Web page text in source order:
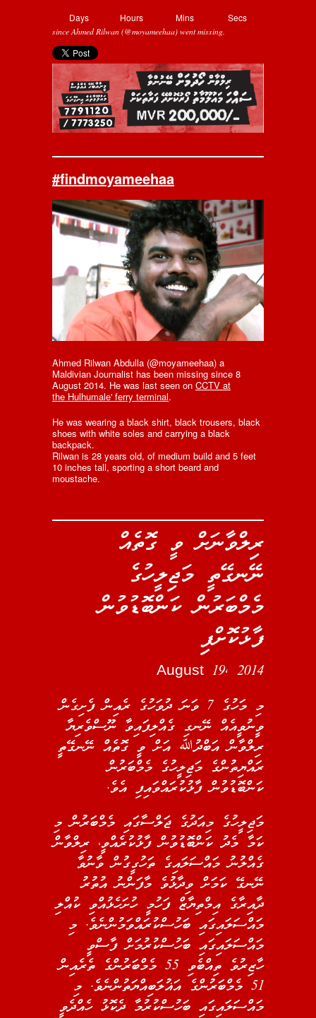
Days Hours Mins Secs
since Ahmed Rilwan (@moyameehaa) went missing.
#findmoyameehaa
Ahmed Rilwan Abdulla (@moyameehaa) a
Maldivian Journalist has been missing since 8
August 2014. He was last seen on CCTV at
the Hulhumale' ferry terminal.
He was wearing a black shirt, black trousers, black
shoes with white soles and carrying a black
backpack.
Rilwan is 28 years old, of medium build and 5 feet
10 inches tall, sporting a short beard and
moustache.
ރިލްވާނަށް ވީ ގޮތެއް
ނޭނގޭތީ މަޖިލީހުގެ
މެމްބަރުން ކަންބޮޑުވުން
ފާޅުކޮށްފި
August 19, 2014
މި މަހުގެ 7 ވަނަ ދުވަހުގެ ރެއިން ފެށިގެން
ވީނުވީއެއް ނޭނގި ގެއްލިފައިވާ ނޫސްވެރިޔާ
ރިލްވާން އަބްދުﷲ އަށް ވީ ގޮތެއް ނޭނގޭތީ
ރައްޔިތުންގެ މަޖިލީހުގެ މެމްބަރުން
ކަންބޮޑުވުން ފާޅުކުރައްވައިފި އެވެ.
މަޖިލީހުގެ މިއަދުގެ ޖަލްސާގައި މެމްބަރުން މި
ކަމާ މެދު ކަންބޮޑުވުން ފާޅުކުރެއްވީ، ރިލްވާން
ގެއްލުނު މައްސަލައިގެ ތަހުގީގުން ވާނުވާ
ނޭނގޭ ކަމަށް ވިދާޅުވެ މާފަންނު އުތުރު
ދާއިރާގެ އިމްތިޔާޒް ފަހުމީ ހުށަހެޅުއްވި ކުއްލި
މައްސަލައިގައި ބަހުސްކުރައްވަމުންނެވެ. މި
މައްސަލައިގައި ބަހުސްކުރުމަށް ފާސްވީ
ހާޒިރުވެ ތިއްބެވި 55 މެމްބަރުންގެ ތެރެއިން
51 މެމްބަރުންގެ އަޣުލަބިއްޔަތުންނެވެ. މި
މައްސަލައިގައި ބަހުސްކުރުމާ ދެކޮޅު ހެއްދެވީ